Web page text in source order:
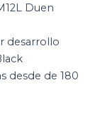
Duen
desarrollo
desde de 180